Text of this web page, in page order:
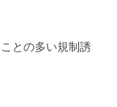
との多い規制誘